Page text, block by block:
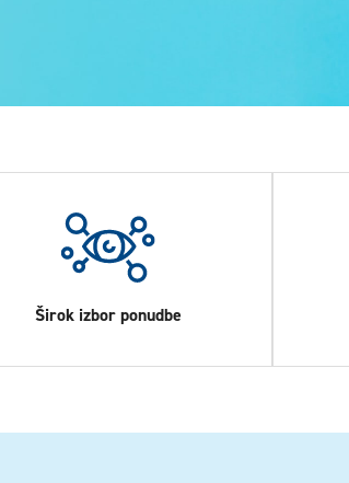
Širok izbor ponudbe